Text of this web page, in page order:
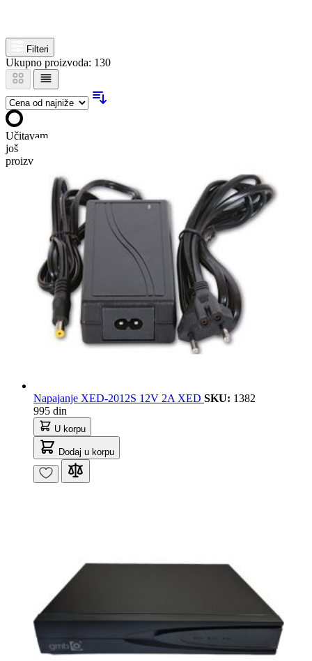
Filteri
Ukupno proizvoda: 130
Učitavam
još
proizvoda…
Napajanje XED-2012S 12V 2A XED SKU: 1382
995 din
U korpu
Dodaj u korpu